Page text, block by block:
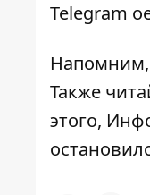
Telegram
Напомним,
Также
этого,